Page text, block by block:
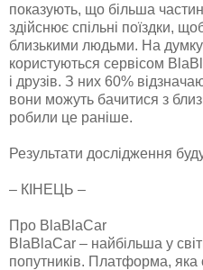
показують, що більша
здійснює спільні поїздки,
близькими людьми. На
користуються сервісом
і друзів. З них 60%
вони можуть бачитися з
робили це раніше.
Результати дослідження
– КІНЕЦЬ –
Про BlaBlaCar
BlaBlaCar – найбільша у
попутників. Платформа, яка